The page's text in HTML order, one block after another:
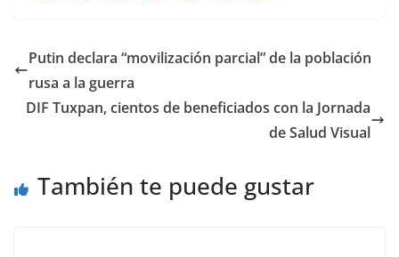
Putin declara “movilización parcial” de la población
rusa a la guerra
DIF Tuxpan, cientos de beneficiados con la Jornada
de Salud Visual
También te puede gustar